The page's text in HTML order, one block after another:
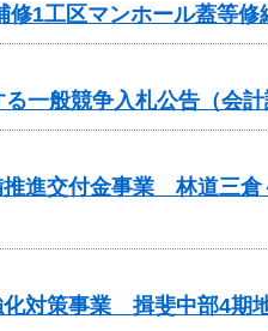
修1工区マンホール蓋等修
一般競争入札公告（会計
進交付金事業 林道三
化対策事業 揖斐中部4